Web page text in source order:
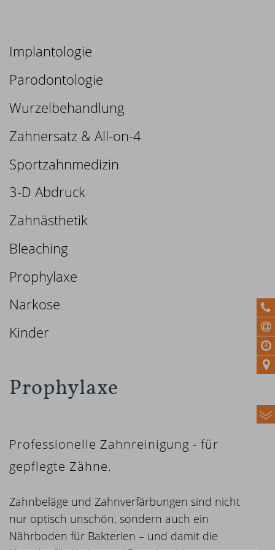
Implantologie
Parodontologie
Wurzelbehandlung
Zahnersatz & All-on-4
Sportzahnmedizin
3-D Abdruck
Zahnästhetik
Bleaching
Prophylaxe
Narkose
Kinder
Prophylaxe
Professionelle Zahnreinigung - für
gepflegte Zähne.
Zahnbeläge und Zahnverfärbungen sind nicht
nur optisch unschön, sondern auch ein
Nährboden für Bakterien – und damit die